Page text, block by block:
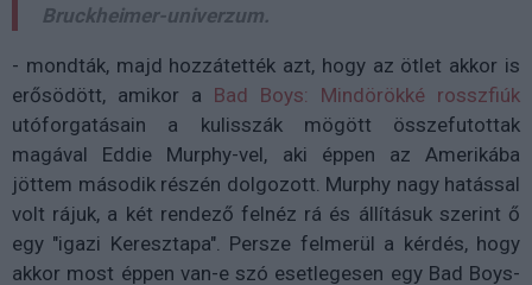
Bruckheimer-univerzum.
- mondták, majd hozzátették azt, hogy az ötlet akkor is
erősödött, amikor a Bad Boys: Mindörökké rosszfiúk
utóforgatásain a kulisszák mögött összefutottak
magával Eddie Murphy-vel, aki éppen az Amerikába
jöttem második részén dolgozott. Murphy nagy hatással
volt rájuk, a két rendező felnéz rá és állításuk szerint ő
egy "igazi Keresztapa". Persze felmerül a kérdés, hogy
akkor most éppen van-e szó esetlegesen egy Bad Boys-